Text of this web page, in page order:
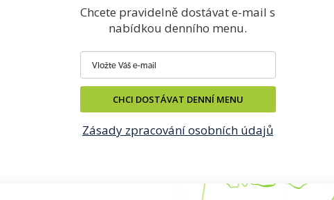
Chcete pravidelně dostávat e-mail s
nabídkou denního menu.
CHCI DOSTÁVAT DENNÍ MENU
Zásady zpracování osobních údajů